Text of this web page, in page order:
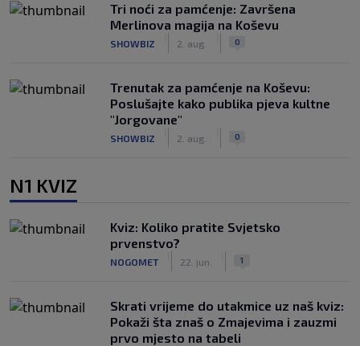
Tri noći za pamćenje: Završena
Merlinova magija na Koševu
SHOWBIZ 2. aug. 0
Trenutak za pamćenje na Koševu:
Poslušajte kako publika pjeva kultne
"Jorgovane"
SHOWBIZ 2. aug. 0
N1 KVIZ
Kviz: Koliko pratite Svjetsko
prvenstvo?
NOGOMET 22. jun. 1
Skrati vrijeme do utakmice uz naš kviz:
Pokaži šta znaš o Zmajevima i zauzmi
prvo mjesto na tabeli